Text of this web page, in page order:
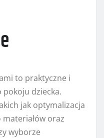
to praktyczne i
dziecka.
jak optymalizacja
oraz
wyborze